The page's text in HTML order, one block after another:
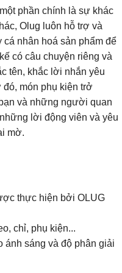
phần chính là sự khác
Olug luôn hỗ trợ và
nhân hoá sản phẩm để
có câu chuyện riêng và
tên, khắc lời nhắn yêu
món phụ kiện trở
và những người quan
lời động viên và yêu
mờ.
thực hiện bởi OLUG
chỉ, phụ kiện...
sáng và độ phân giải